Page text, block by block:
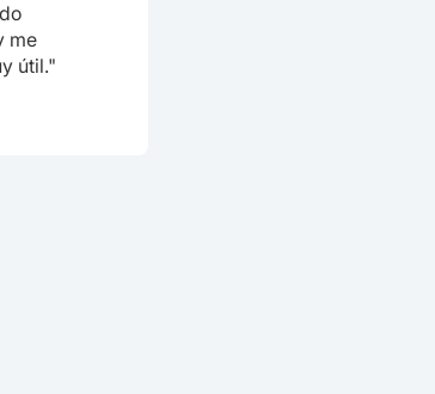
me
útil."